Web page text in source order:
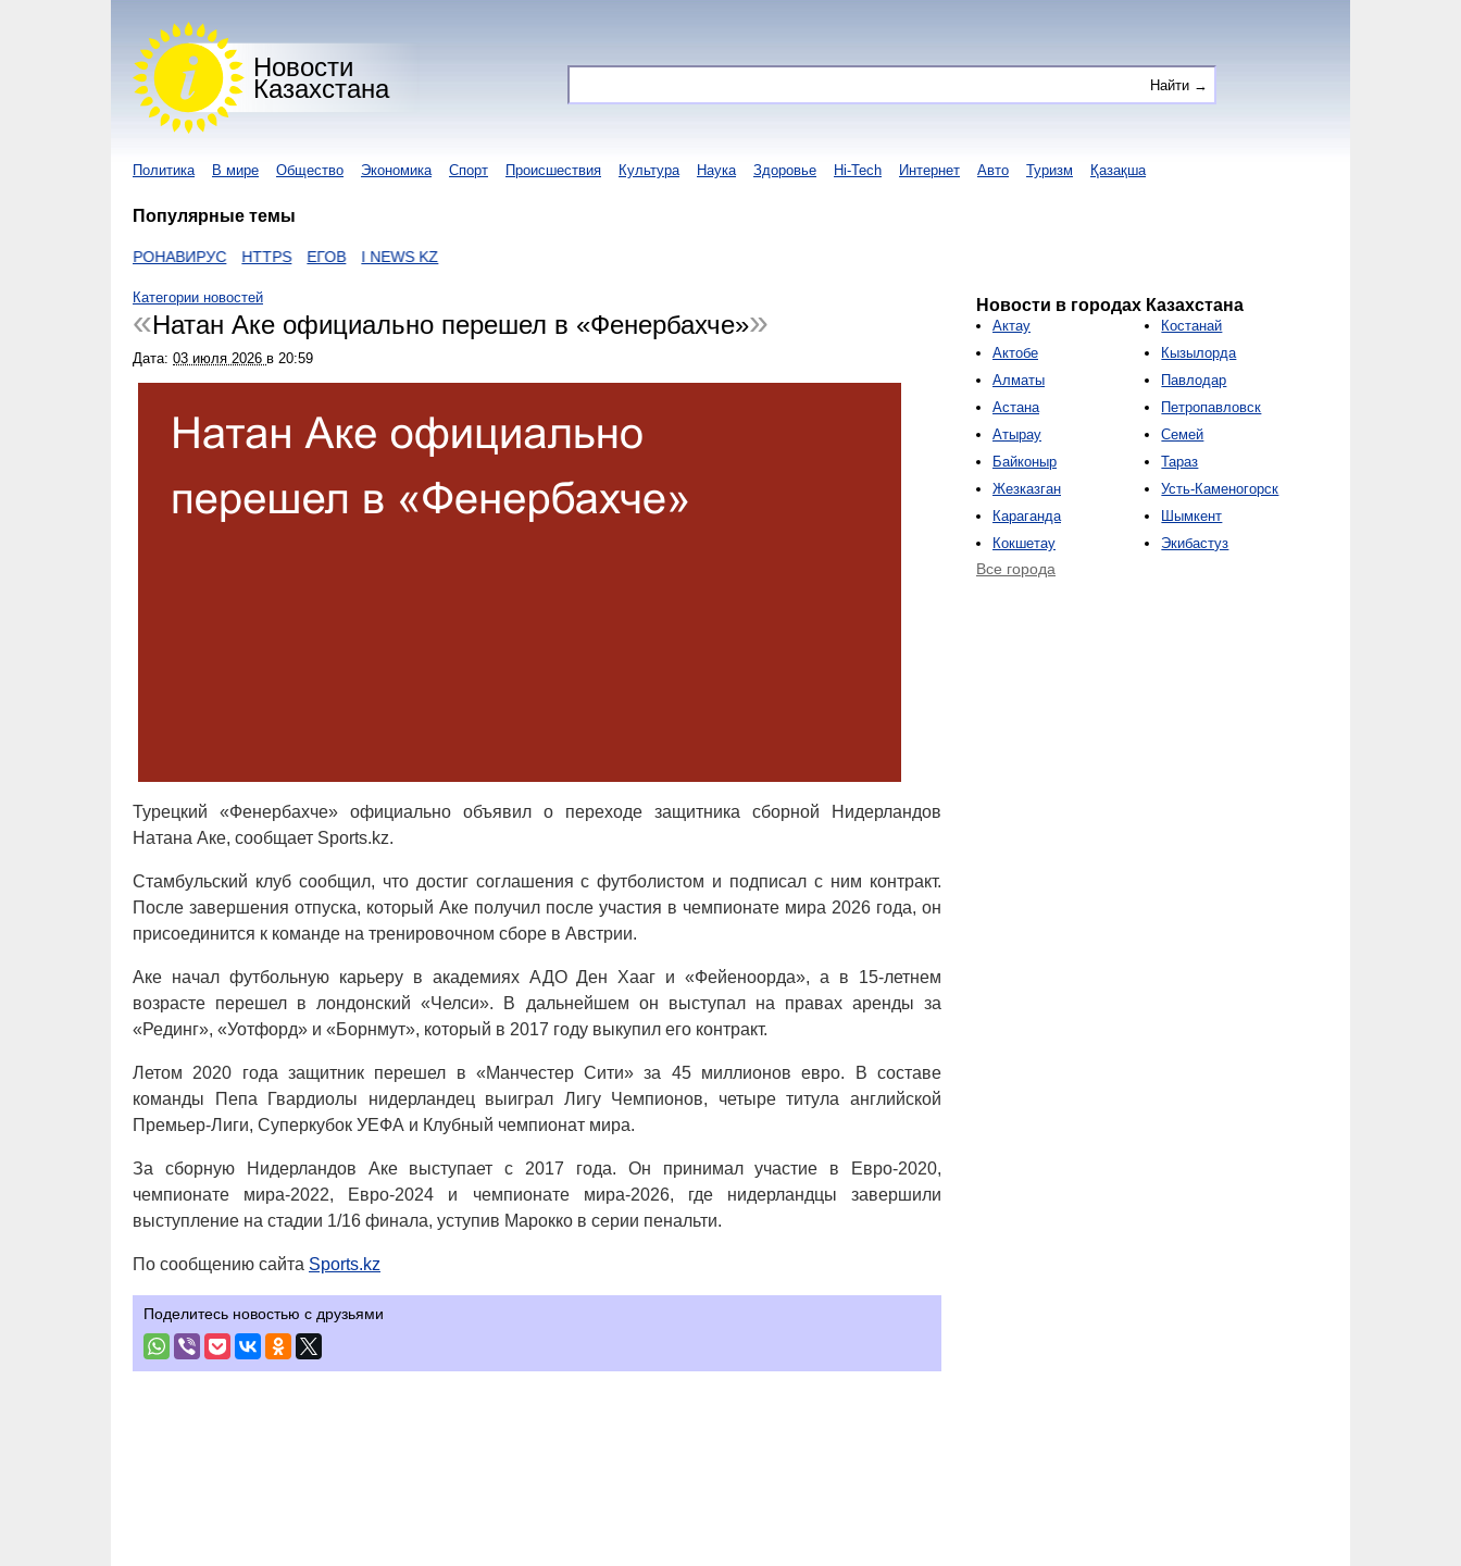
Новости
Казахстана
Политика В мире Общество Экономика Спорт Происшествия Культура Наука Здоровье Hi-Tech Интернет Авто Туризм Қазақша
Популярные темы
КОРОНАВИРУС HTTPS ЕГОВ I NEWS KZ
Категории новостей
Натан Аке официально перешел в «Фенербахче»
Дата: 03 июля 2026 в 20:59
Турецкий «Фенербахче» официально объявил о переходе защитника сборной Нидерландов
Натана Аке, сообщает Sports.kz.
Стамбульский клуб сообщил, что достиг соглашения с футболистом и подписал с ним контракт.
После завершения отпуска, который Аке получил после участия в чемпионате мира 2026 года, он
присоединится к команде на тренировочном сборе в Австрии.
Аке начал футбольную карьеру в академиях АДО Ден Хааг и «Фейеноорда», а в 15-летнем
возрасте перешел в лондонский «Челси». В дальнейшем он выступал на правах аренды за
«Рединг», «Уотфорд» и «Борнмут», который в 2017 году выкупил его контракт.
Летом 2020 года защитник перешел в «Манчестер Сити» за 45 миллионов евро. В составе
команды Пепа Гвардиолы нидерландец выиграл Лигу Чемпионов, четыре титула английской
Премьер-Лиги, Суперкубок УЕФА и Клубный чемпионат мира.
За сборную Нидерландов Аке выступает с 2017 года. Он принимал участие в Евро-2020,
чемпионате мира-2022, Евро-2024 и чемпионате мира-2026, где нидерландцы завершили
выступление на стадии 1/16 финала, уступив Марокко в серии пенальти.
По сообщению сайта Sports.kz
Поделитесь новостью с друзьями
Новости в городах Казахстана
Актау
Актобе
Алматы
Астана
Атырау
Байконыр
Жезказган
Караганда
Кокшетау
Костанай
Кызылорда
Павлодар
Петропавловск
Семей
Тараз
Усть-Каменогорск
Шымкент
Экибастуз
Все города